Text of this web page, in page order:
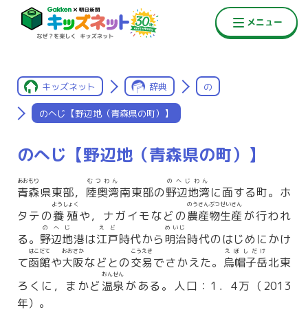
キッズネット 辞典 の
のへじ【野辺地（青森県の町）】
のへじ【野辺地（青森県の町）】
青森
あおもり
県東部， 陸奥湾
むつわん
南東部の野辺地湾
のへじわん
に面する町。ホ
タテの養殖
ようしょく
や，ナガイモなどの農産物生産
のうさんぶつせいさん
が行われ
る。 野辺地
のへじ
港は江戸
えど
時代から明治
めいじ
時代のはじめにかけ
て函館
はこだて
や大阪
おおさか
などとの交易
こうえき
でさかえた。 烏帽子岳
えぼしだけ
北東
ろくに，まかど 温泉
おんせん
がある。人口：1．4万（2013
年）。